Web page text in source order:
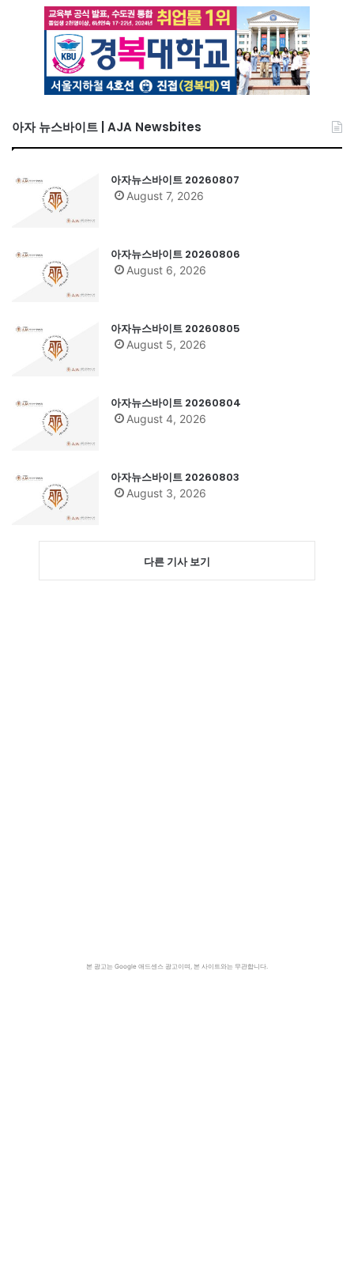
아자 뉴스바이트 | AJA Newsbites
아자뉴스바이트 20260807
August 7, 2026
아자뉴스바이트 20260806
August 6, 2026
아자뉴스바이트 20260805
August 5, 2026
아자뉴스바이트 20260804
August 4, 2026
아자뉴스바이트 20260803
August 3, 2026
다른 기사 보기
본 광고는 Google 애드센스 광고이며, 본 사이트와는 무관합니다.